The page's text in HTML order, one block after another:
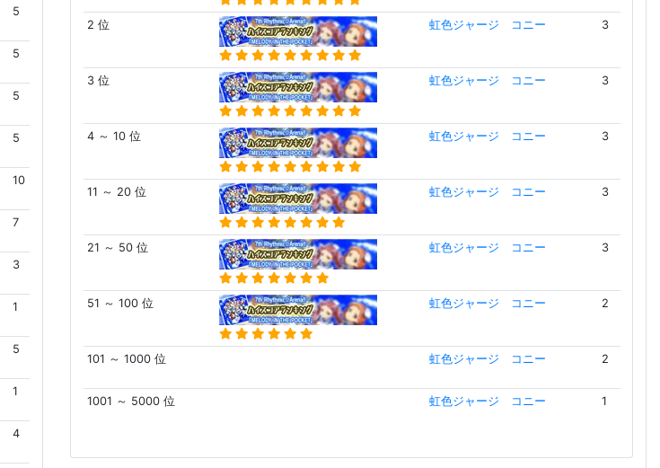
5
5
5
5
10
7
3
1
5
1
4
2 位 虹色ジャージ コニー 3
3 位 虹色ジャージ コニー 3
4 ～ 10 位 虹色ジャージ コニー 3
11 ～ 20 位 虹色ジャージ コニー 3
21 ～ 50 位 虹色ジャージ コニー 3
51 ～ 100 位 虹色ジャージ コニー 2
101 ～ 1000 位 虹色ジャージ コニー 2
1001 ～ 5000 位 虹色ジャージ コニー 1